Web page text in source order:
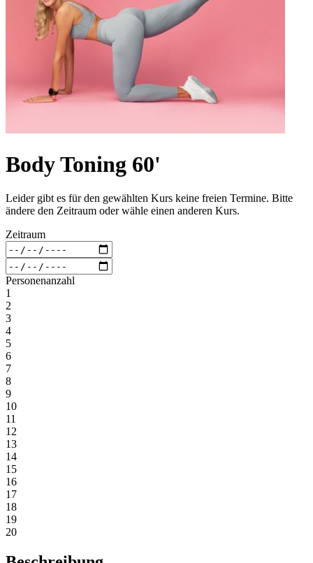
Body Toning 60'
Leider gibt es für den gewählten Kurs keine freien Termine. Bitte
ändere den Zeitraum oder wähle einen anderen Kurs.
Zeitraum
Personenanzahl
1
2
3
4
5
6
7
8
9
10
11
12
13
14
15
16
17
18
19
20